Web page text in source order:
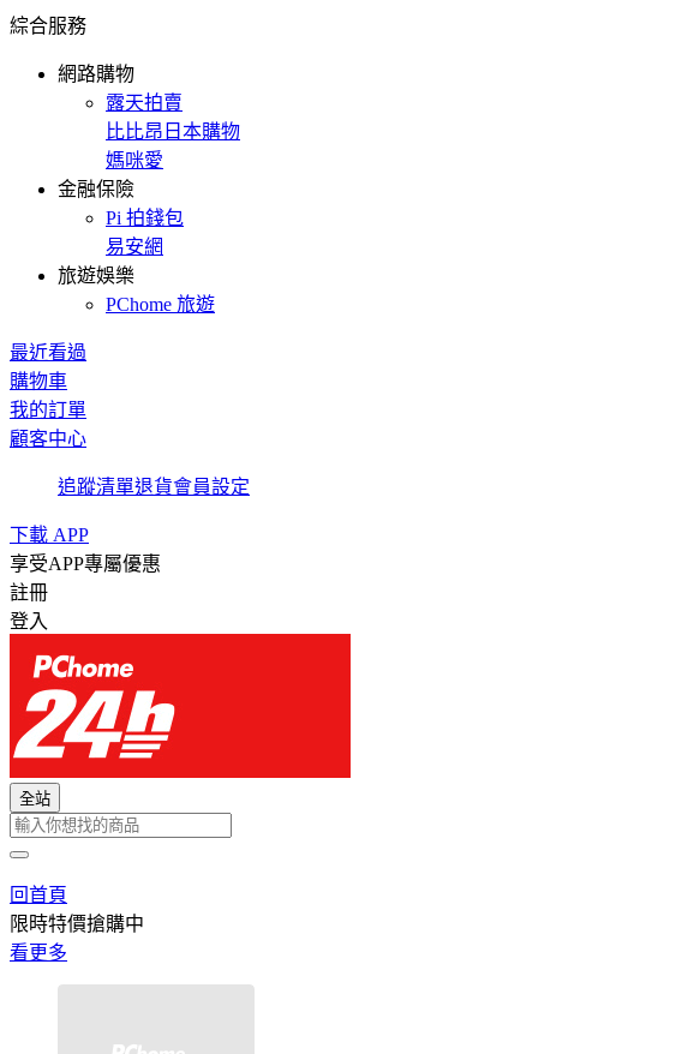
綜合服務
網路購物
露天拍賣
比比昂日本購物
媽咪愛
金融保險
Pi 拍錢包
易安網
旅遊娛樂
PChome 旅遊
最近看過
購物車
我的訂單
顧客中心
追蹤清單退貨會員設定
下載 APP
享受APP專屬優惠
註冊
登入
全站
回首頁
限時特價搶購中
看更多